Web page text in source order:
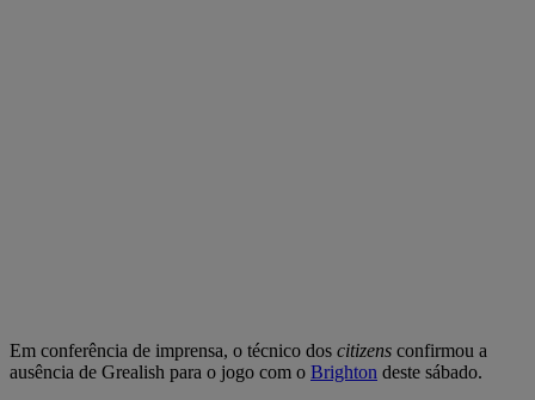
Em conferência de imprensa, o técnico dos citizens confirmou a
ausência de Grealish para o jogo com o Brighton deste sábado.